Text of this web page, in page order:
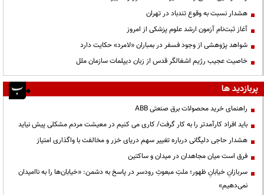
هشدار نسبت به وقوع تندباد در تهران
آغاز ثبت‌نام آزمون ارشد علوم پزشکی از امروز
شواهد پژوهشی از وجود فسفر در بمباران «لامرد» حکایت دارد
خاصیت عجیب رژیم اشغالگر قدس از زبان دیپلمات سازمان ملل
پربازدید ها
راهنمای خرید محصولات برق صنعتی ABB
باید افراد کارآمدتر را به کار گرفت/ کاری می کنیم در معیشت مردم مشکلی پیش نیاید
هشدار حاجی دلیگانی درباره تغییر سهم دریای خزر و مخالفت با واگذاری امتیاز
فرق است میان مجاهدان در میدان و ساکتین
سربازانِ خیابانِ ظهور؛ ملتِ مبعوثِ رودسر در پاسخ به دشمن: «خیابان‌ها را به ناامیدان
نمی‌دهیم»